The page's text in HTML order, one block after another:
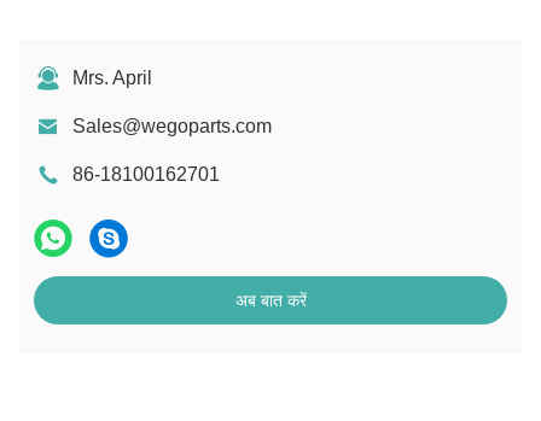
Mrs. April
Sales@wegoparts.com
86-18100162701
अब बात करें